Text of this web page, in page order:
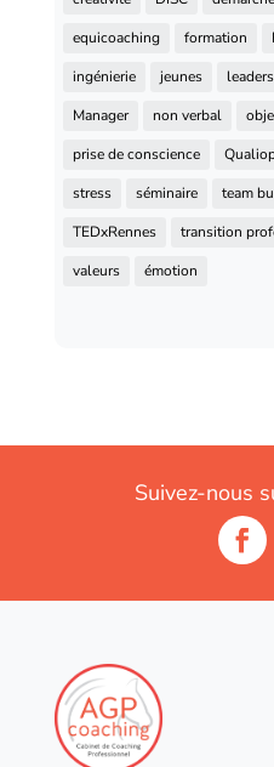
equicoaching
formation
ingénierie
jeunes
Manager
non verbal
prise de conscience
stress
séminaire team
TEDxRennes
transition
valeurs
émotion
Suivez-nous